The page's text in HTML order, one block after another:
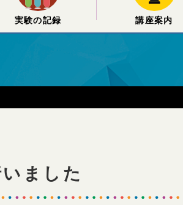
実験の記録 講座案内
ました